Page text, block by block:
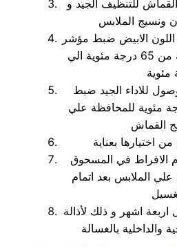
للتنظيف الجيد و
اللون الابيض ضبط مؤشر
الحرارة علي متوسط درجة من 65 درجة مئوية الي
للاداء الجيد ضبط
علي 40 درجة مئوية للمحافظة علي
الافراط في المسحوق
الملابس بعد اتمام
اشهر و ذلك لأذالة